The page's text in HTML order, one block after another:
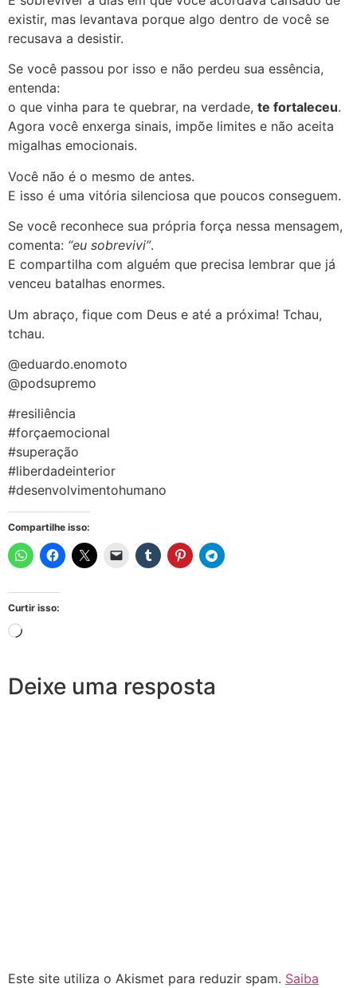
existir, mas levantava porque algo dentro de você se
recusava a desistir.
Se você passou por isso e não perdeu sua essência,
entenda:
o que vinha para te quebrar, na verdade, te fortaleceu.
Agora você enxerga sinais, impõe limites e não aceita
migalhas emocionais.
Você não é o mesmo de antes.
E isso é uma vitória silenciosa que poucos conseguem.
Se você reconhece sua própria força nessa mensagem,
comenta: “eu sobrevivi”.
E compartilha com alguém que precisa lembrar que já
venceu batalhas enormes.
Um abraço, fique com Deus e até a próxima! Tchau,
tchau.
@eduardo.enomoto
@podsupremo
#resiliência
#forçaemocional
#superação
#liberdadeinterior
#desenvolvimentohumano
Compartilhe isso:
Curtir isso:
Deixe uma resposta
Este site utiliza o Akismet para reduzir spam. Saiba